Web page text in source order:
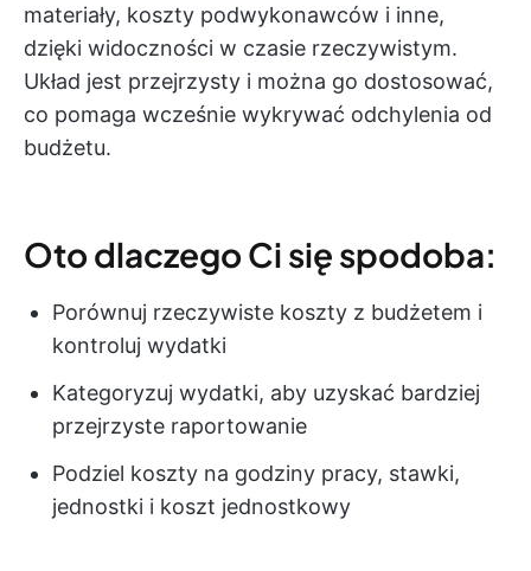
materiały, koszty podwykonawców i inne,
dzięki widoczności w czasie rzeczywistym.
Układ jest przejrzysty i można go dostosować,
co pomaga wcześnie wykrywać odchylenia od
budżetu.
Oto dlaczego Ci się spodoba:
Porównuj rzeczywiste koszty z budżetem i
kontroluj wydatki
Kategoryzuj wydatki, aby uzyskać bardziej
przejrzyste raportowanie
Podziel koszty na godziny pracy, stawki,
jednostki i koszt jednostkowy